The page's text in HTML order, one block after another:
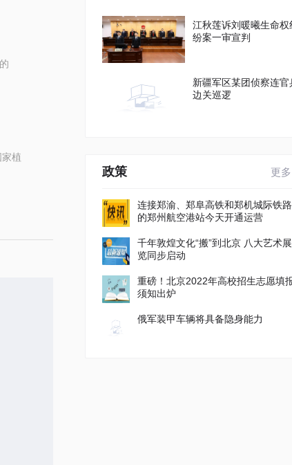
植
江秋莲诉刘暖曦生命权
纷案一审宣判
新疆军区某团侦察连官
边关巡逻
政策 更多
连接郑渝、郑阜高铁和郑机城际铁路
的郑州航空港站今天开通运营
千年敦煌文化“搬”到北京 八大艺术展
览同步启动
重磅！北京2022年高校招生志愿填
须知出炉
俄军装甲车辆将具备隐身能力